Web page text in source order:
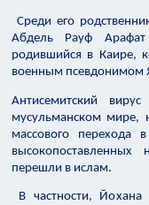
Среди его
Абдель Рауф
родившийся в Каире,
военным псевдонимом
Антисемитский
мусульманском мире,
массового перехода
высокопоставленных
перешли в ислам.
В частности,